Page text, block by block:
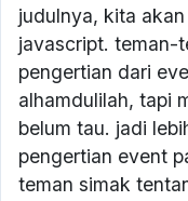
judulnya, kita
javascript. teman-
pengertian dari
alhamdulilah, tapi
belum tau. jadi
pengertian event
teman simak